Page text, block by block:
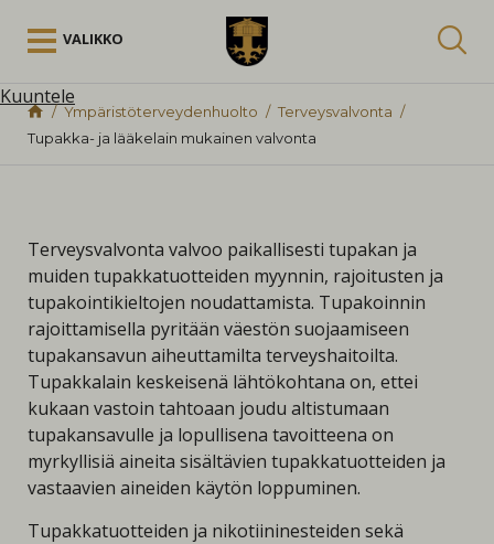
VALIKKO
Kuuntele
Ympäristöterveydenhuolto
Terveysvalvonta
Tupakka- ja lääkelain mukainen valvonta
Terveysvalvonta valvoo paikallisesti tupakan ja
muiden tupakkatuotteiden myynnin, rajoitusten ja
tupakointikieltojen noudattamista. Tupakoinnin
rajoittamisella pyritään väestön suojaamiseen
tupakansavun aiheuttamilta terveyshaitoilta.
Tupakkalain keskeisenä lähtökohtana on, ettei
kukaan vastoin tahtoaan joudu altistumaan
tupakansavulle ja lopullisena tavoitteena on
myrkyllisiä aineita sisältävien tupakkatuotteiden ja
vastaavien aineiden käytön loppuminen.
Tupakkatuotteiden ja nikotiininesteiden sekä